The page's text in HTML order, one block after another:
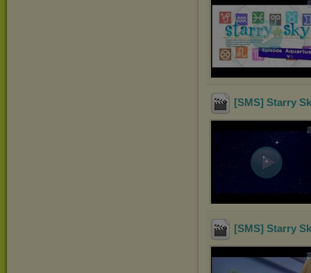
[SMS] Starry
[SMS] Starry